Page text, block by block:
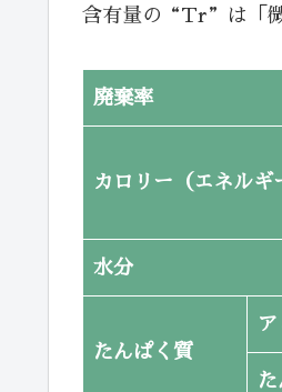
含有量の“Tr”は「微
廃棄率
カロリー（エネルギ
水分
たんぱく質